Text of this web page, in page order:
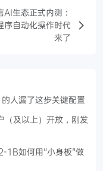
AI生态正式内测：
序自动化操作时代
来了
人漏了这步关键配置
及以上）开放，刚发
1B如何用"小身板"做